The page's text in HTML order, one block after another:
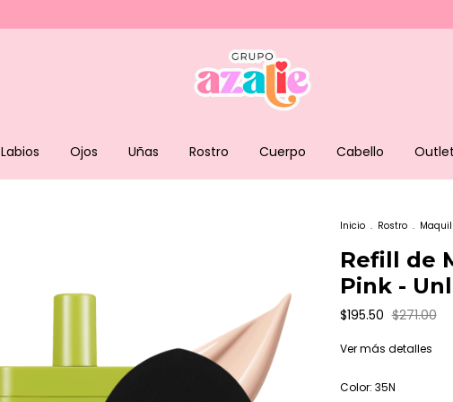
Labios Ojos Uñas Rostro Cuerpo Cabello Outlet
Inicio . Rostro .
Refill de
Pink -
$195.50 $271.00
Ver más detalles
Color: 35N